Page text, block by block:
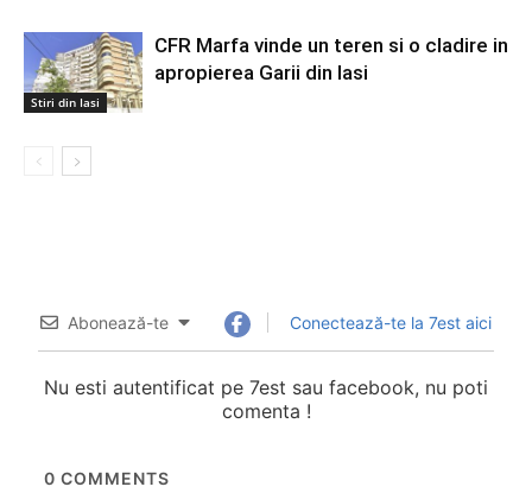
Stiri din Iasi
CFR Marfa vinde un teren si o cladire in
apropierea Garii din Iasi
Abonează-te Conectează-te la 7est aici
Nu esti autentificat pe 7est sau facebook, nu poti
comenta !
0 COMMENTS